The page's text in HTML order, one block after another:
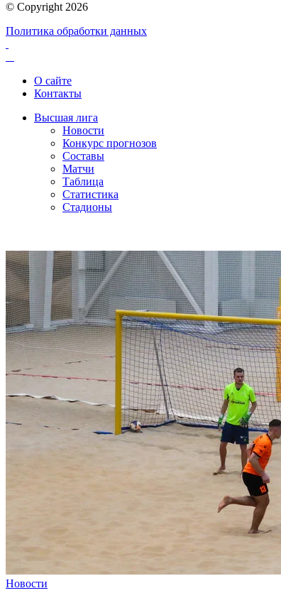
© Copyright 2026
Политика обработки данных
О сайте
Контакты
Высшая лига
Новости
Конкурс прогнозов
Составы
Матчи
Таблица
Статистика
Стадионы
Новости